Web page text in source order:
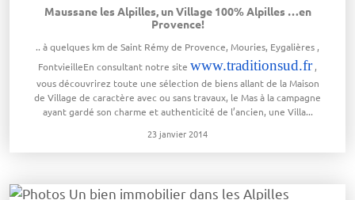
Maussane les Alpilles, un Village 100% Alpilles …en
Provence!
.. à quelques km de Saint Rémy de Provence, Mouries, Eygalières ,
FontvieilleEn consultant notre site www.traditionsud.fr,
vous découvrirez toute une sélection de biens allant de la Maison
de Village de caractère avec ou sans travaux, le Mas à la campagne
ayant gardé son charme et authenticité de l’ancien, une Villa...
23 janvier 2014